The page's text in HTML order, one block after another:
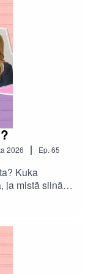
vanhempi
2026 | Ep. 65
Kuka
ja mistä siinä
lukuja.
miten
Långin